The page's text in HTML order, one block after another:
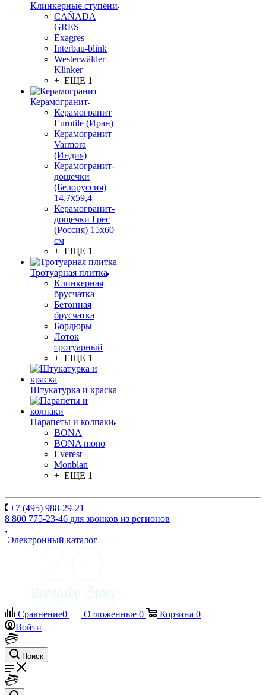
Клинкерные ступени
CAÑADA
GRES
Exagres
Interbau-blink
Westerwälder
Klinker
+ ЕЩЕ 1
Керамогранит
Керамогранит
Eurotile (Иран)
Керамогранит
Varmora
(Индия)
Керамогранит-
дощечки
(Белоруссия)
14,7x59,4
Керамогранит-
дощечки Грес
(Россия) 15х60
см
+ ЕЩЕ 1
Тротуарная плитка
Клинкерная
брусчатка
Бетонная
брусчатка
Бордюры
Лоток
тротуарный
+ ЕЩЕ 1
Штукатурка и краска
Парапеты и колпаки
BONA
BONA mono
Everest
Monblan
+ ЕЩЕ 1
+7 (495) 988-29-21
8 800 775-23-46 для звонков из регионов
Электронный каталог
Сравнение0 Отложенные 0 Корзина 0
Войти
Поиск